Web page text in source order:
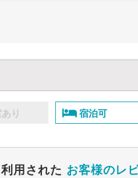
り 宿泊可
用された お客様のレ